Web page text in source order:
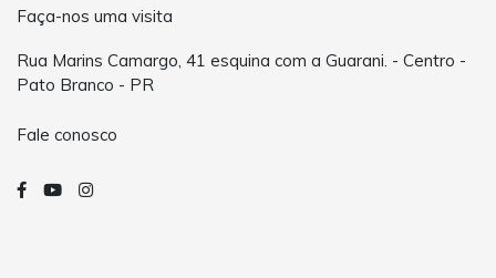
Faça-nos uma visita
Rua Marins Camargo, 41 esquina com a Guarani. - Centro -
Pato Branco - PR
Fale conosco